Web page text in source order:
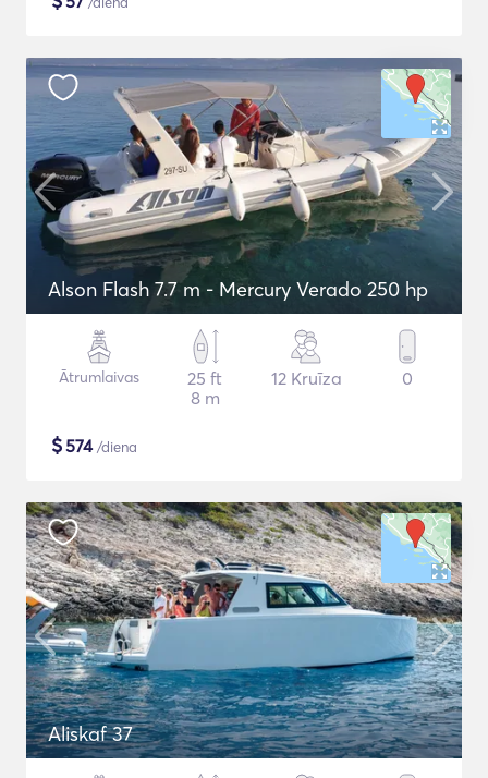
Alson Flash 7.7 m - Mercury Verado 250 hp
Ātrumlaivas
25 ft
8 m
12 Kruīza 0
$574/diena
Aliskaf 37